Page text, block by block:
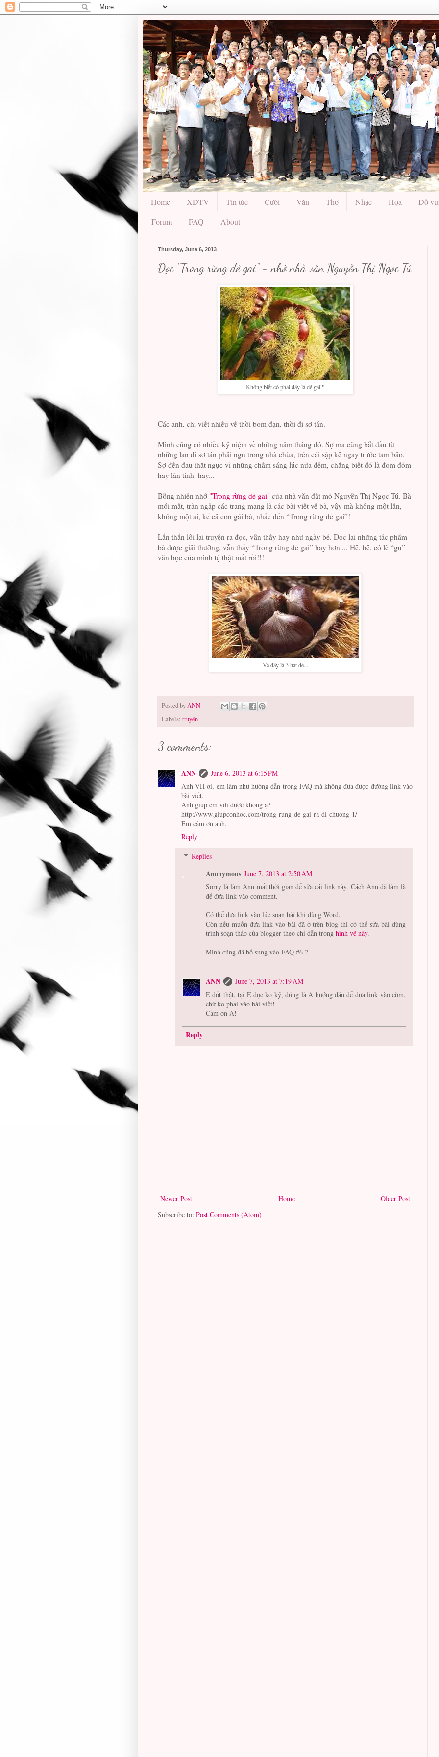
Home XĐTV Tin tức Cười Văn Thơ Nhạc Họa Đố vui
Forum
FAQ About
Thursday, June 6, 2013
Đọc "Trong rừng dẻ gai" - nhớ nhà văn Nguyễn Thị Ngọc Tú
Không biết có phải đây là dẻ gai?!
Các anh, chị viết nhiều về thời bom đạn, thời đi sơ tán.
Mình cũng có nhiều kỷ niệm về những năm tháng đó. Sợ ma cũng bắt đầu từ
những lần đi sơ tán phải ngủ trong nhà chùa, trên cái sập kê ngay trước tam bảo.
Sợ đến đau thắt ngực vì những chấm sáng lúc nửa đêm, chẳng biết đó là đom đóm
hay lân tinh, hay...
Bỗng nhiên nhớ "Trong rừng dẻ gai" của nhà văn đất mỏ Nguyễn Thị Ngọc Tú. Bà
mới mất, tràn ngập các trang mạng là các bài viết về bà, vậy mà không một lần,
không một ai, kể cả con gái bà, nhắc đến “Trong rừng dẻ gai”!
Lẩn thẩn lôi lại truyện ra đọc, vẫn thấy hay như ngày bé. Đọc lại những tác phẩm
bà được giải thưởng, vẫn thấy “Trong rừng dẻ gai” hay hơn.... Hê, hê, có lẽ “gu”
văn học của mình tệ thật mất rồi!!!
Và đây là 3 hạt dẻ...
Posted byANN
Labels: truyện
3 comments:
ANN
June 6, 2013 at 6:15 PM
Anh VH ơi, em làm như hướng dẫn trong FAQ mà không đưa được đường link vào
bài viết.
Anh giúp em với được không ạ?
http://www.giupconhoc.com/trong-rung-de-gai-ra-di-chuong-1/
Em cảm ơn anh.
Reply
Replies
Anonymous June 7, 2013 at 2:50 AM
Sorry là làm Ann mất thời gian để sửa cái link này. Cách Ann đã làm là
để đưa link vào comment.
Có thể đưa link vào lúc soạn bài khi dùng Word.
Còn nếu muốn đưa link vào bài đã ở trên blog thì có thể sửa bài dùng
trình soạn thảo của blogger theo chỉ dẫn trong hình vẽ này.
Mình cũng đã bổ sung vào FAQ #6.2
ANN
June 7, 2013 at 7:19 AM
E dốt thật, tại E đọc ko kỹ, đúng là A hướng dẫn để đưa link vào còm,
chứ ko phải vào bài viết!
Cảm ơn A!
Reply
Newer Post Older Post
Home
Subscribe to: Post Comments (Atom)